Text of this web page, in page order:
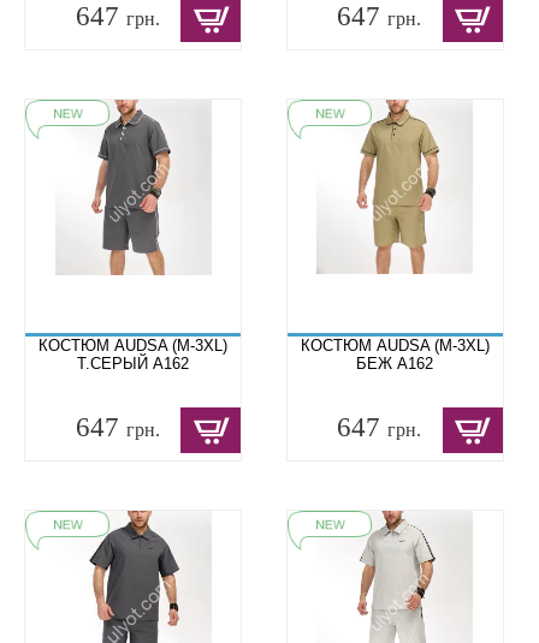
647 грн. 647грн.
КОСТЮМ AUDSA (M-3XL)
Т.СЕРЫЙ A162
647 грн.
КОСТЮМ AUDSA (M-3XL)
БЕЖ A162
647грн.